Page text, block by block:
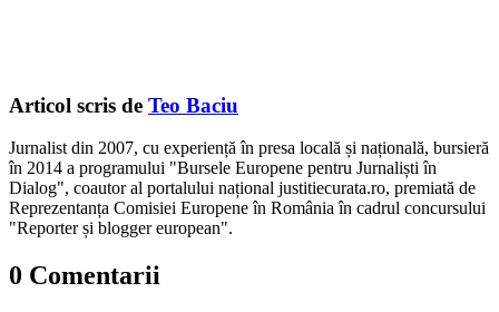
Articol scris de Teo Baciu
Jurnalist din 2007, cu experiență în presa locală și națională, bursieră
în 2014 a programului "Bursele Europene pentru Jurnaliști în
Dialog", coautor al portalului național justitiecurata.ro, premiată de
Reprezentanța Comisiei Europene în România în cadrul concursului
"Reporter și blogger european".
0 Comentarii